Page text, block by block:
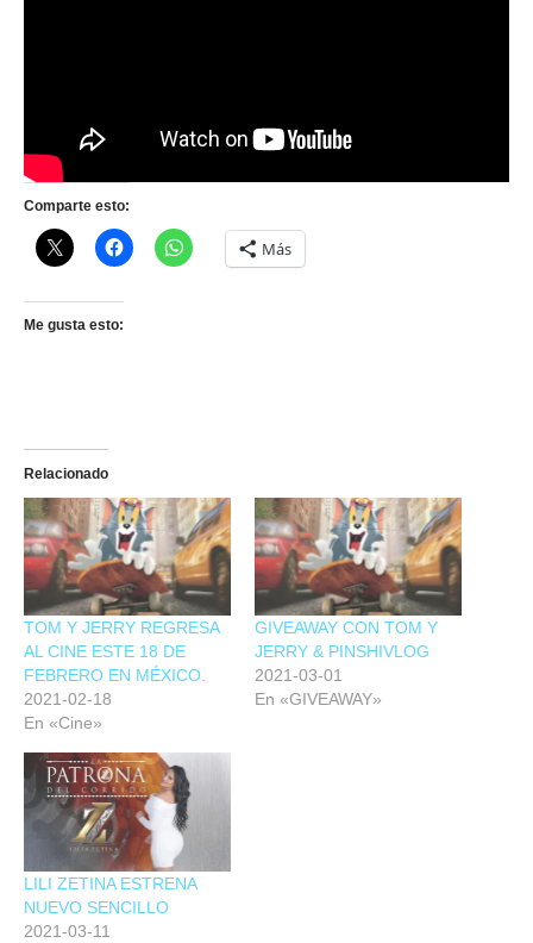
Comparte esto:
Más
Me gusta esto:
Relacionado
TOM Y JERRY REGRESA
AL CINE ESTE 18 DE
FEBRERO EN MÉXICO.
2021-02-18
En «Cine»
GIVEAWAY CON TOM Y
JERRY & PINSHIVLOG
2021-03-01
En «GIVEAWAY»
LILI ZETINA ESTRENA
NUEVO SENCILLO
2021-03-11